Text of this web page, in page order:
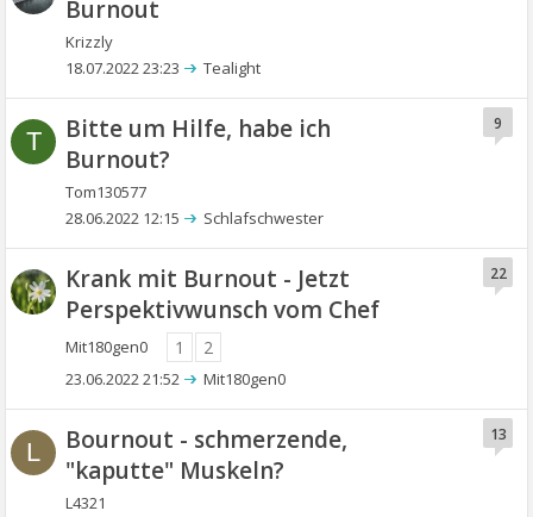
Burnout
Krizzly
18.07.2022 23:23 Tealight
T
Bitte um Hilfe, habe ich
Burnout?
Tom130577
9
28.06.2022 12:15 Schlafschwester
Krank mit Burnout - Jetzt
Perspektivwunsch vom Chef
Mit180gen0 1 2
22
23.06.2022 21:52 Mit180gen0
L
Bournout - schmerzende,
"kaputte" Muskeln?
L4321
13